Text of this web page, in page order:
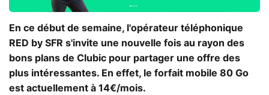
En ce début de semaine, l'opérateur téléphonique
RED by SFR s'invite une nouvelle fois au rayon des
bons plans de Clubic pour partager une offre des
plus intéressantes. En effet, le forfait mobile 80 Go
est actuellement à 14€/mois.